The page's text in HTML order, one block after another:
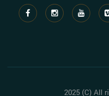
2025 (C) All